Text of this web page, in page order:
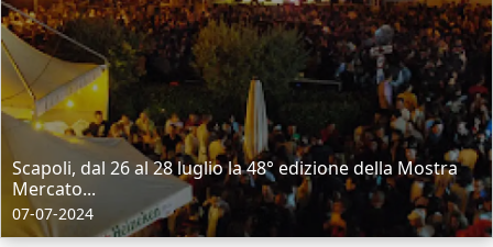
Scapoli, dal 26 al 28 luglio la 48° edizione della Mostra
Mercato...
07-07-2024